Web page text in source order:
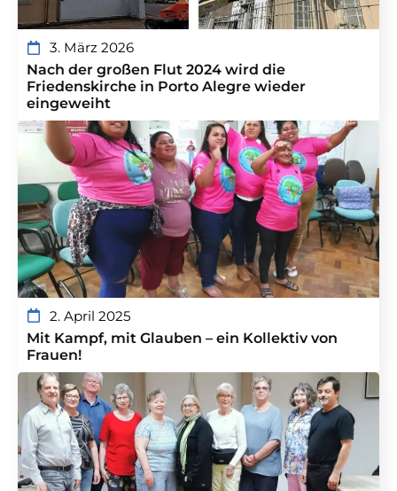
3. März 2026
Nach der großen Flut 2024 wird die
Friedenskirche in Porto Alegre wieder
eingeweiht
2. April 2025
Mit Kampf, mit Glauben – ein Kollektiv von
Frauen!